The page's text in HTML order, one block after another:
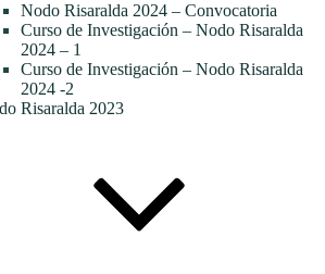
Nodo Risaralda 2024 – Convocatoria
Curso de Investigación – Nodo Risaralda
2024 – 1
Curso de Investigación – Nodo Risaralda
2024 -2
Risaralda 2023